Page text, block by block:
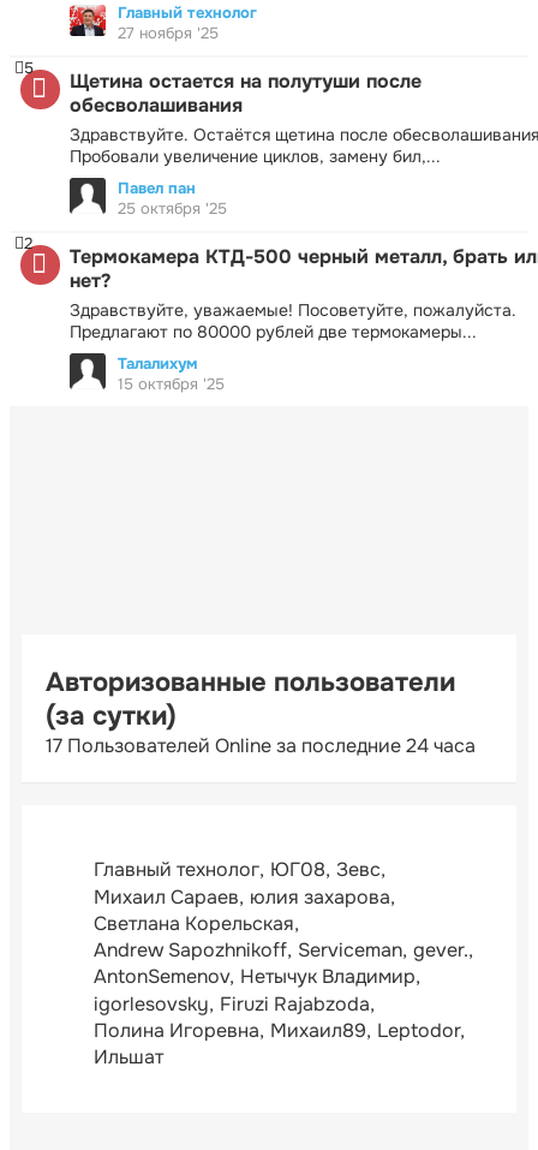
Главный технолог
27 ноября '25
Щетина остается на полутуши после
обесволашивания
Здравствуйте. Остаётся щетина после
Пробовали увеличение циклов, замену бил,...
5
Павел пан
25 октября '25
Термокамера КТД-500 черный металл, брать
нет?
Здравствуйте, уважаемые! Посоветуйте, пожалуйста.
Предлагают по 80000 рублей две термокамеры...
2
Талалихум
15 октября '25
Авторизованные пользователи
(за сутки)
17 Пользователей Online за последние 24 часа
Главный технолог ЮГ08 Зевс
Михаил Сараев юлия захарова
Светлана Корельская
Andrew Sapozhnikoff Serviceman gever.
AntonSemenov Нетычук Владимир
igorlesovsky Firuzi Rajabzoda
Полина Игоревна Михаил89 Leptodor
Ильшат